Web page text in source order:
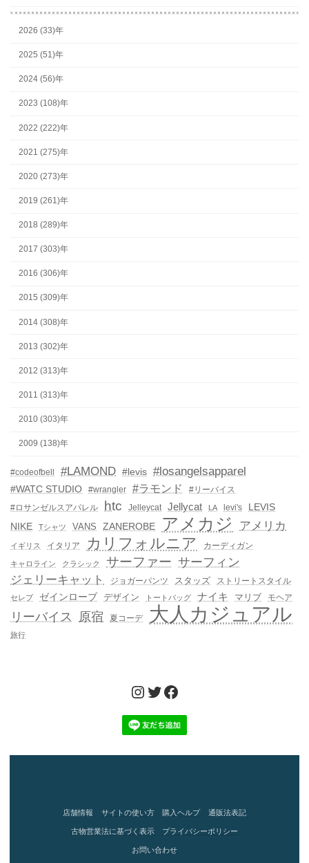
2026 (33)年
2025 (51)年
2024 (56)年
2023 (108)年
2022 (222)年
2021 (275)年
2020 (273)年
2019 (261)年
2018 (289)年
2017 (303)年
2016 (306)年
2015 (309)年
2014 (308)年
2013 (302)年
2012 (313)年
2011 (313)年
2010 (303)年
2009 (138)年
#codeofbell #LAMOND #levis #losangelsapparel
#WATC STUDIO #wrangler #ラモンド
#リーバイス
#ロサンゼルスアパレル
htc Jelleycat Jellycat LA levi's
LEVIS
NIKE
Tシャツ VANS ZANEROBE アメカジ アメリカ
イギリス イタリア カリフォルニア カーディガン
キャロライン クラシック サーファー サーフィン
ジェリーキャット
ジョガーパンツ スタッズ ストリートスタイル
セレブ ゼインローブ デザイン トートバッグ ナイキ マリブ モヘア
リーバイス 原宿 夏コーデ 大人カジュアル
旅行
Instagram
Twitter
Facebook
店舗情報 サイトの使い方 購入ヘルプ 通販法表記
古物営業法に基づく表示 プライバシーポリシー
お問い合わせ